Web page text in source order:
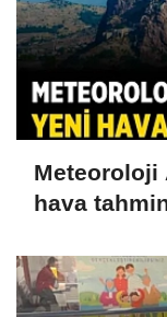
Meteoroloji
hava